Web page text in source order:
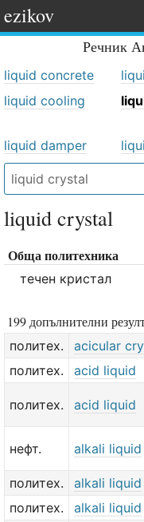
ezikov
Речник
liquid concrete
liquid cooling
liquid damper
liquid crystal
Обща политехника
течен кристал
199 допълнителни
политех. acicular
политех.
acid liquid
политех. acid liquid
нефт. alkali liquid
политех.
alkali liquid
политех.
alkali liquid